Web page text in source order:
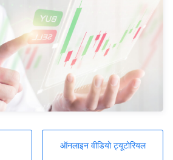
ऑनलाइन वीडियो ट्यूटोरियल